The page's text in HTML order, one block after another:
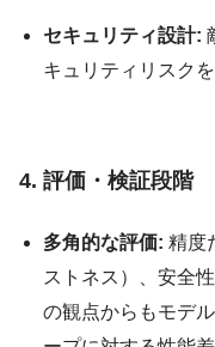
セキュリティ設計:
キュリティリスク
4. 評価・検証段階
多角的な評価: 精度
ストネス）、安全
の観点からもモデ